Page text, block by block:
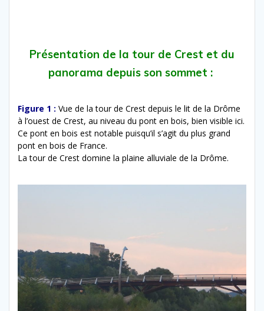
Présentation de la tour de Crest et du
panorama depuis son sommet :
Figure 1 : Vue de la tour de Crest depuis le lit de la Drôme
à l’ouest de Crest, au niveau du pont en bois, bien visible ici.
Ce pont en bois est notable puisqu’il s’agit du plus grand
pont en bois de France.
La tour de Crest domine la plaine alluviale de la Drôme.